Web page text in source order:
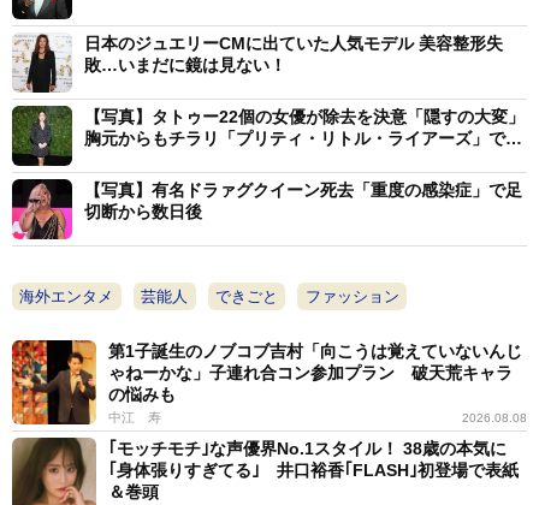
日本のジュエリーCMに出ていた人気モデル 美容整形失
敗…いまだに鏡は見ない！
【写真】タトゥー22個の女優が除去を決意「隠すの大変」
胸元からもチラリ「プリティ・リトル・ライアーズ」でJK
【写真】有名ドラァグクイーン死去「重度の感染症」で足
切断から数日後
海外エンタメ 芸能人 できごと ファッション
第1子誕生のノブコブ吉村「向こうは覚えていないんじ
ゃねーかな」子連れ合コン参加プラン 破天荒キャラ
の悩みも
中江 寿 2026.08.08
｢モッチモチ｣な声優界No.1スタイル！ 38歳の本気に
｢身体張りすぎてる｣ 井口裕香｢FLASH｣初登場で表紙
＆巻頭